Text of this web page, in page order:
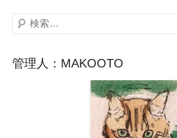
検
管理人：MAKOOTO